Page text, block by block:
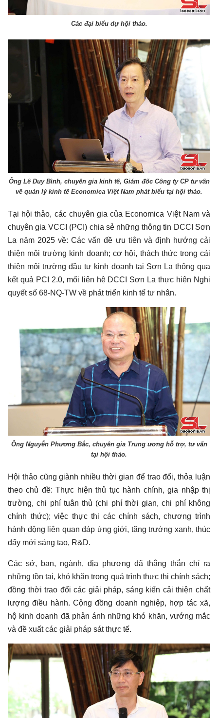
Các đại biểu dự hội thảo.
Ông Lê Duy Bình, chuyên gia kinh tế, Giám đốc Công ty CP tư vấn
về quản lý kinh tế Economica Việt Nam phát biểu tại hội thảo.
Tại hội thảo, các chuyên gia của Economica Việt Nam và
chuyên gia VCCI (PCI) chia sẻ những thông tin DCCI Sơn
La năm 2025 về: Các vấn đề ưu tiên và định hướng cải
thiện môi trường kinh doanh; cơ hội, thách thức trong cải
thiện môi trường đầu tư kinh doanh tại Sơn La thông qua
kết quả PCI 2.0, mối liên hệ DCCI Sơn La thực hiện Nghị
quyết số 68-NQ-TW về phát triển kinh tế tư nhân.
Ông Nguyễn Phương Bắc, chuyên gia Trung ương hỗ trợ, tư vấn
tại hội thảo.
Hội thảo cũng giành nhiều thời gian để trao đổi, thỏa luận
theo chủ đề: Thực hiện thủ tục hành chính, gia nhập thị
trường, chi phí tuân thủ (chi phí thời gian, chi phí không
chính thức); việc thực thi các chính sách, chương trình
hành động liên quan đáp ứng giới, tăng trưởng xanh, thúc
đẩy mới sáng tạo, R&D.
Các sở, ban, ngành, địa phương đã thẳng thắn chỉ ra
những tồn tại, khó khăn trong quá trình thực thi chính sách;
đồng thời trao đổi các giải pháp, sáng kiến cải thiện chất
lượng điều hành. Cộng đồng doanh nghiệp, hợp tác xã,
hộ kinh doanh đã phản ánh những khó khăn, vướng mắc
và đề xuất các giải pháp sát thực tế.